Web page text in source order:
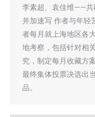
李素超、袁佳维——共
并加速写 作者与年轻
者每月就上海地区各
地考察，包括针对相
究，制定每月收藏方
最终集体投票决选出
品。